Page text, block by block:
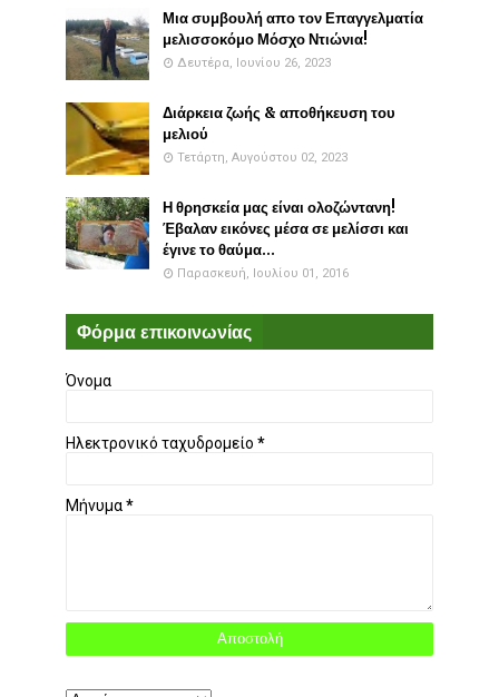
Μια συμβουλή απο τον Επαγγελματία
μελισσοκόμο Μόσχο Ντιώνια!
Δευτέρα, Ιουνίου 26, 2023
Διάρκεια ζωής & αποθήκευση του
μελιού
Τετάρτη, Αυγούστου 02, 2023
Η θρησκεία μας είναι ολοζώντανη!
Έβαλαν εικόνες μέσα σε μελίσσι και
έγινε το θαύμα...
Παρασκευή, Ιουλίου 01, 2016
Φόρμα επικοινωνίας
Όνομα
Ηλεκτρονικό ταχυδρομείο *
Μήνυμα*